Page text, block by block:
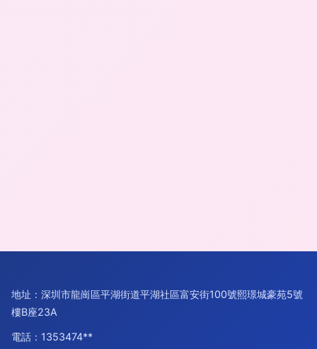
地址：深圳市龍崗區平湖街道平湖社區富安街100號熙璟城豪苑5號
樓B座23A
電話：1353474**